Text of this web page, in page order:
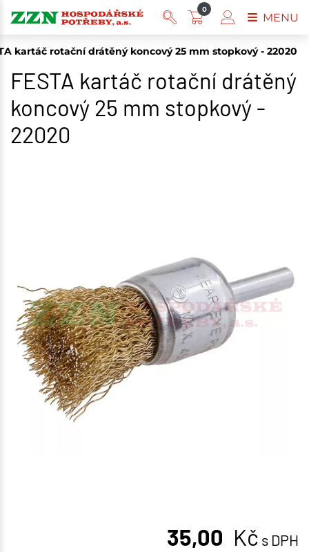
kartáč rotační drátěný koncový 25 mm stopkový - 22020
FESTA kartáč rotační drátěný
koncový 25 mm stopkový -
22020
35,00 Kč s DPH
0
MENU